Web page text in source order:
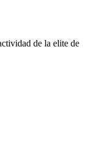
de la elite de